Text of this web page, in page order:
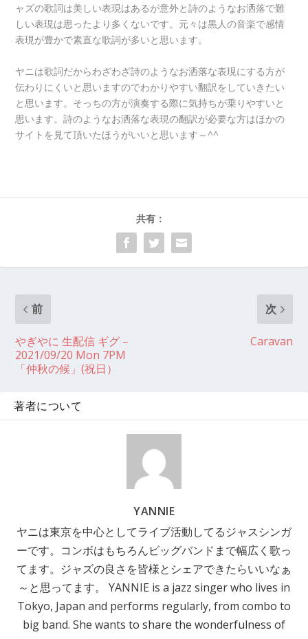
ャズの歌詞は美しい表現はあるが意外と詩のようなお洒落で難
しい表現は思ったより多くないです。元々は黒人の音楽で感情
表現が豊かで素直な歌詞が多いと思います。
ヤニは歌詞だからわざわざ詩のようなお洒落な表現にする方が
伝わりにくいと思いますのでわかりやすい翻訳をしていきたい
と思います。そっちの方が演奏する際に気持ちが乗りやすいと
思います。詩のようなお洒落な表現の翻訳が必要な方はほかの
サイトを見て頂いたほうがいいと思います～^^
共有：
前
やぎやに 生配信 ギグ –
2021/09/20 Mon 7PM
「仲秋の候」(祝日）
次
Caravan
著者について
YANNIE
ヤニは東京を中心としてライブ活動してるジャスシンガ
ーです。コンボはもちろんビッグバンドまで幅広く歌っ
てます。ジャズの良さを皆様とシェアできたらいいなぁ
～と思ってます。 YANNIE is a jazz singer who lives in
Tokyo, Japan and performs regularly, from combo to
big band. She wants to share the wonderfulness of